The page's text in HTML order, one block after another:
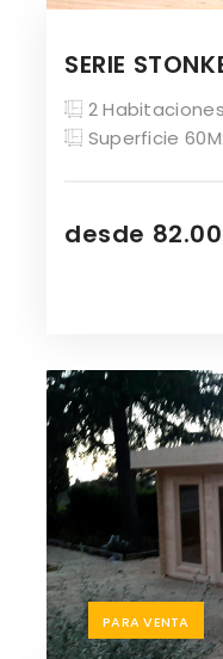
SERIE
2 Habitaciones
Superficie
desde
PARA VENTA